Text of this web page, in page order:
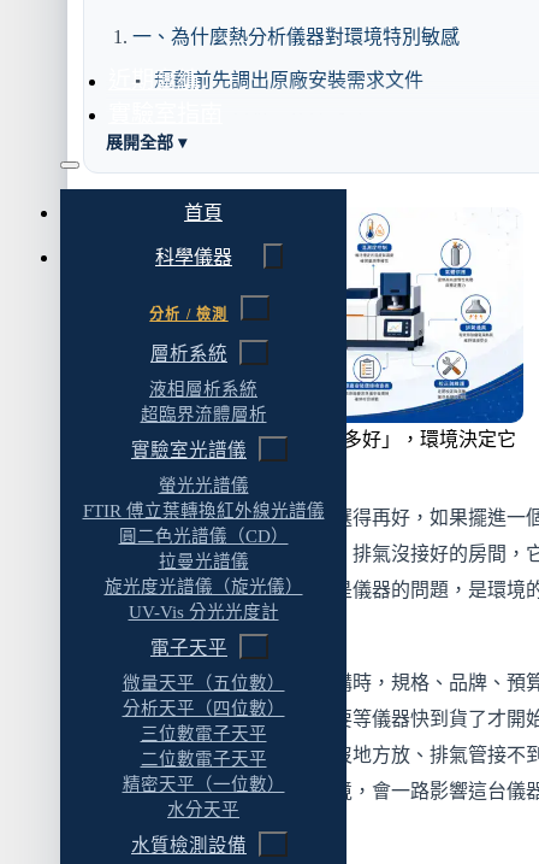
近期實績
首頁
科學儀器
分析 / 檢測
層析系統
液相層析系統
超臨界流體層析
實驗室光譜儀
螢光光譜儀
FTIR 傅立葉轉換紅外線光譜儀
圓二色光譜儀（CD）
拉曼光譜儀
旋光度光譜儀（旋光儀）
UV-Vis 分光光度計
電子天平
微量天平（五位數）
分析天平（四位數）
三位數電子天平
二位數電子天平
精密天平（一位數）
水分天平
水質檢測設備
一、為什麼熱分析儀器對環境特別敏感
規劃前先調出原廠安裝需求文件
環境溫度的穩定度
三、振動：被低估的干擾源
為什麼振動是問題
振動從哪裡來
怎麼處理
四、氣體供應：最常被低估的環節
需要哪些氣體
氣體純度
鋼瓶或氣體產生器
管路
五、排氣與電力：別忽略的兩條配套
排氣
電力
展開全部 ▾
儀器規格決定它「能做到多好」，環境決定它
「實際上能發揮多少」。
一台精密的熱分析儀器，規格選得再好，如果擺進一
度整天漂、隔壁有空壓機在震、排氣沒接好的房間，
數據品質一樣會打折扣。這不是儀器的問題，是環境
實務上常見的狀況是：儀器採購時，規格、品牌、預
論得很仔細；但安裝環境往往要等儀器快到貨了才開
羅，結果空間不夠、氣體鋼瓶沒地方放、排氣管接不
位，只能將就。將就出來的環境，會一路影響這台儀